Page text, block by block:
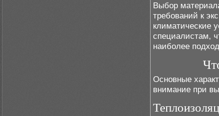
Выбор
требований к
климатические
специалистам,
наиболее
Основные
внимание при